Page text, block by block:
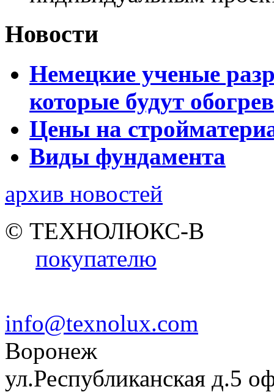
Новости
Немецкие ученые
которые будут
Цены на
Виды фундамента
архив новостей
© ТЕХНОЛЮКС-В
покупателю
info@texnolux.com
Воронеж
ул.Республиканская д.5